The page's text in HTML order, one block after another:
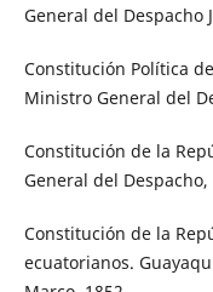
General del Despacho
Constitución Política
Ministro General del
Constitución de la
General del Despacho,
Constitución de la
ecuatorianos.